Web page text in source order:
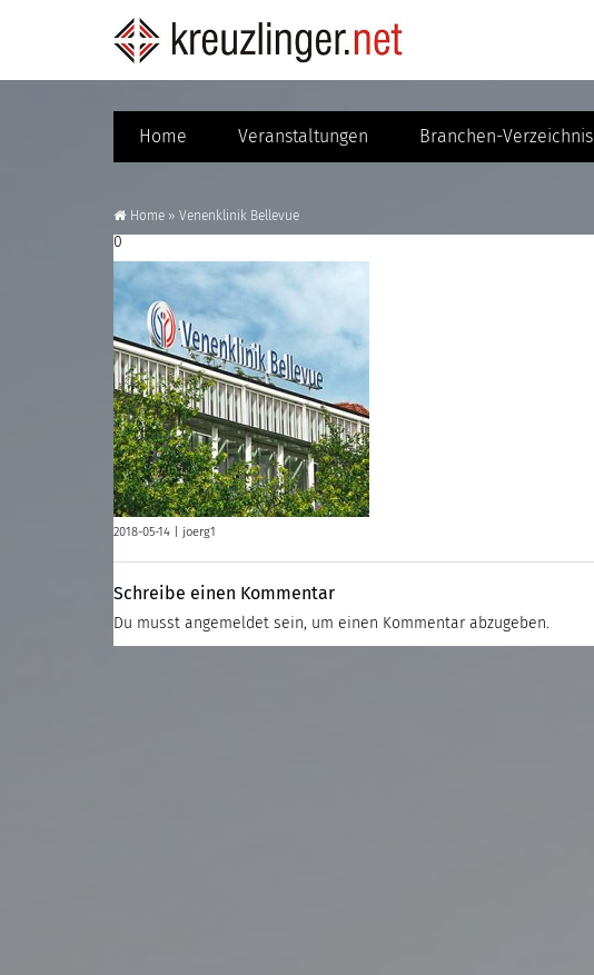
Home Veranstaltungen Branchen-Verzeichnis
Home » Venenklinik Bellevue
0
2018-05-14 | joerg1
Schreibe einen Kommentar
Du musst angemeldet sein, um einen Kommentar abzugeben.